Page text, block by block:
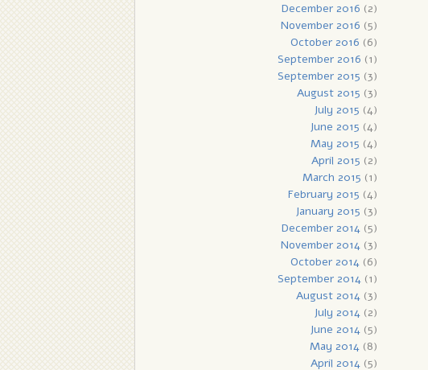
December 2016 (2)
November 2016 (5)
October 2016 (6)
September 2016 (1)
September 2015 (3)
August 2015 (3)
July 2015 (4)
June 2015 (4)
May 2015 (4)
April 2015 (2)
March 2015 (1)
February 2015 (4)
January 2015 (3)
December 2014(5)
November 2014(3)
October 2014(6)
September 2014(1)
August 2014(3)
July 2014(2)
June 2014(5)
May 2014(8)
April 2014(5)